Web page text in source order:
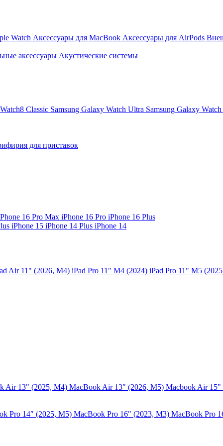
Watch Аксессуары для MacBook Аксессуары для AirPods
аксессуары Акустические системы
Classic Samsung Galaxy Watch Ultra Samsung Galaxy
для приставок
16 Pro Max iPhone 16 Pro iPhone 16 Plus
iPhone 15 iPhone 14 Plus iPhone 14
Air 11" (2026, M4) iPad Pro 11" M4 (2024) iPad Pro 11" M5
Air 13" (2025, M4) MacBook Air 13″ (2026, M5) Macbook Air 15"
Pro 14″ (2025, M5) MacBook Pro 16" (2023, M3) MacBook Pro